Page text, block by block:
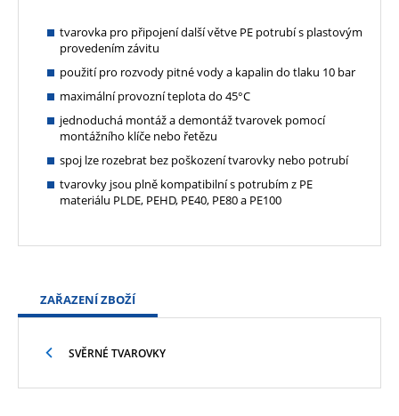
tvarovka pro připojení další větve PE potrubí s plastovým
provedením závitu
použití pro rozvody pitné vody a kapalin do tlaku 10 bar
maximální provozní teplota do 45°C
jednoduchá montáž a demontáž tvarovek pomocí
montážního klíče nebo řetězu
spoj lze rozebrat bez poškození tvarovky nebo potrubí
tvarovky jsou plně kompatibilní s potrubím z PE
materiálu PLDE, PEHD, PE40, PE80 a PE100
ZAŘAZENÍ ZBOŽÍ
SVĚRNÉ TVAROVKY